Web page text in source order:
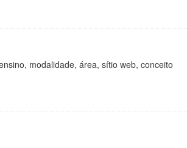
modalidade, área, sítio web, conceito